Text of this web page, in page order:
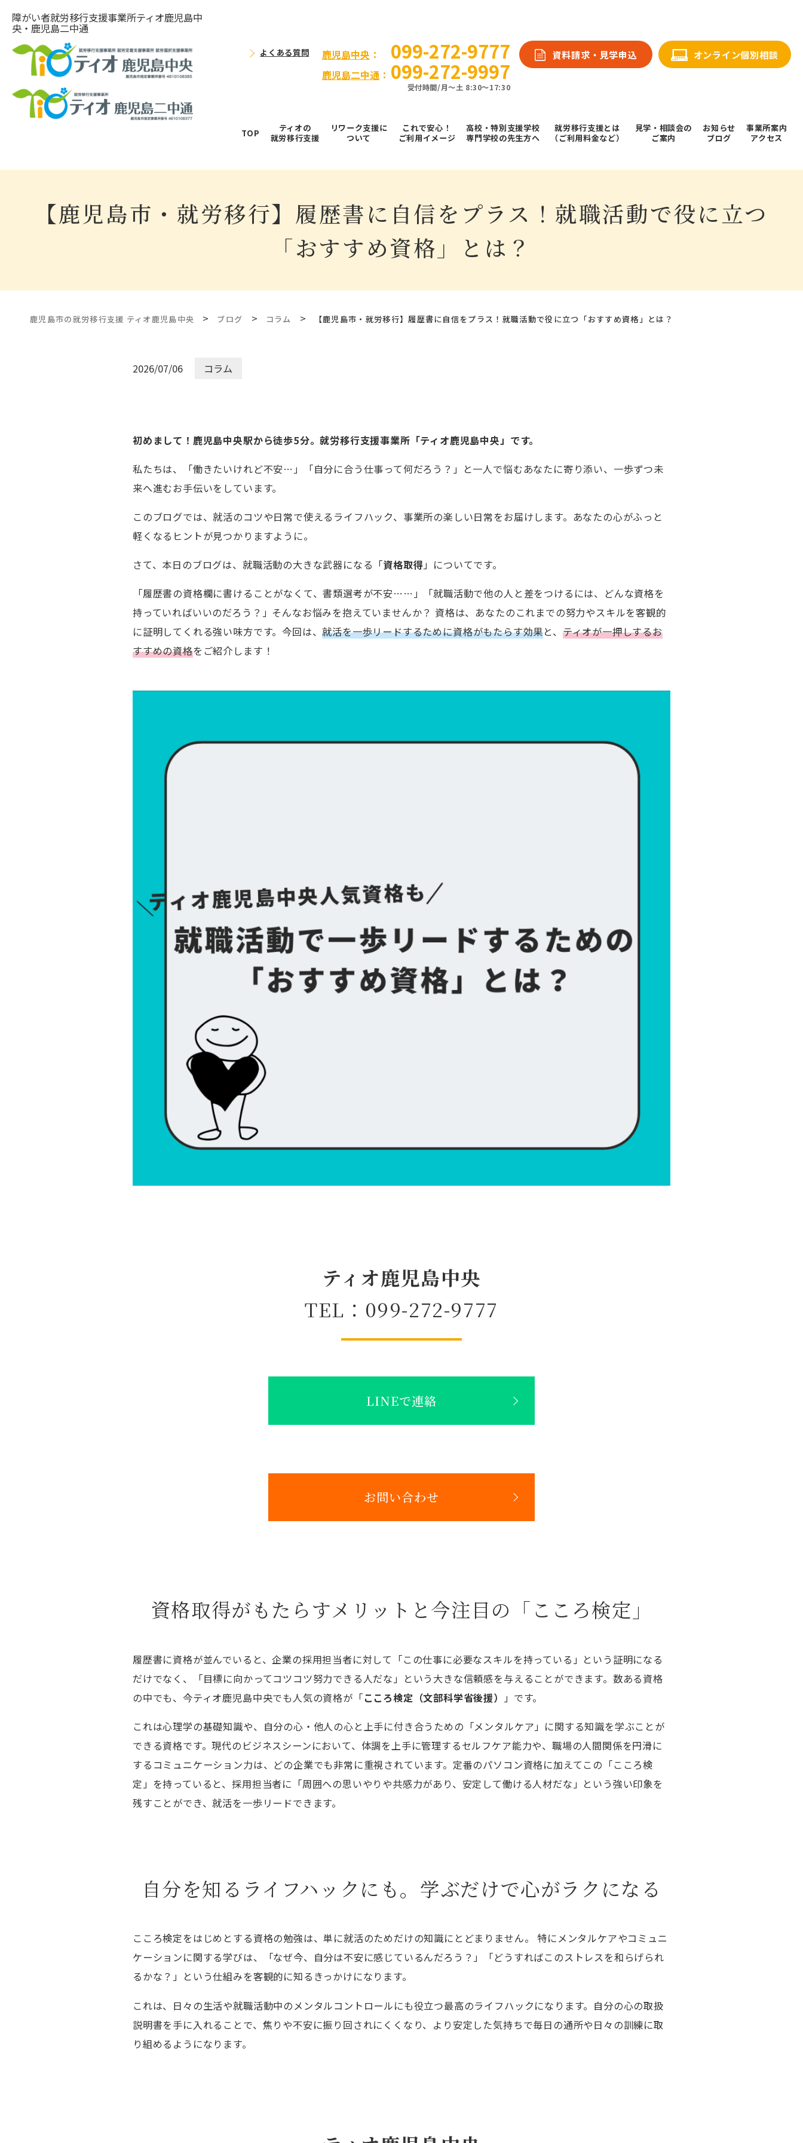
障がい者就労移⾏⽀援事業所ティオ⿅児島中
央・鹿児島二中通
よくある質問 ⿅児島中央 ： 099-272-9777
鹿児島二中通： 099-272-9997
受付時間/⽉〜⼟ 8:30～17:30
資料請求・⾒学申込 オンライン個別相談
TOP
ティオの
就労移⾏⽀援
リワーク支援に
ついて
これで安⼼！
ご利⽤イメージ
高校・特別支援学校
専門学校の先生方へ
就労移行支援とは
（ご利用料金など）
⾒学・相談会の
ご案内
お知らせ
ブログ
事業所案内
アクセス
【鹿児島市・就労移行】履歴書に自信をプラス！就職活動で役に立つ
「おすすめ資格」とは？
鹿児島市の就労移行支援 ティオ鹿児島中央 > ブログ > コラム > 【鹿児島市・就労移行】履歴書に自信をプラス！就職活動で役に立つ「おすすめ資格」とは？
2026/07/06 コラム
初めまして！鹿児島中央駅から徒歩5分。就労移行支援事業所「ティオ鹿児島中央」です。
私たちは、「働きたいけれど不安…」「自分に合う仕事って何だろう？」と一人で悩むあなたに寄り添い、一歩ずつ未
来へ進むお手伝いをしています。
このブログでは、就活のコツや日常で使えるライフハック、事業所の楽しい日常をお届けします。あなたの心がふっと
軽くなるヒントが見つかりますように。
さて、本日のブログは、就職活動の大きな武器になる「資格取得」についてです。
「履歴書の資格欄に書けることがなくて、書類選考が不安……」「就職活動で他の人と差をつけるには、どんな資格を
持っていればいいのだろう？」そんなお悩みを抱えていませんか？ 資格は、あなたのこれまでの努力やスキルを客観的
に証明してくれる強い味方です。今回は、就活を一歩リードするために資格がもたらす効果と、 ティオが一押しするお
すすめの資格をご紹介します！
ティオ鹿児島中央
TEL：099-272-9777
LINEで連絡
お問い合わせ
資格取得がもたらすメリットと今注目の「こころ検定」
履歴書に資格が並んでいると、企業の採用担当者に対して「この仕事に必要なスキルを持っている」という証明になる
だけでなく、「目標に向かってコツコツ努力できる人だな」という大きな信頼感を与えることができます。数ある資格
の中でも、今ティオ鹿児島中央でも人気の資格が「こころ検定（文部科学省後援） 」です。
これは心理学の基礎知識や、自分の心・他人の心と上手に付き合うための「メンタルケア」に関する知識を学ぶことが
できる資格です。現代のビジネスシーンにおいて、体調を上手に管理するセルフケア能力や、職場の人間関係を円滑に
するコミュニケーション力は、どの企業でも非常に重視されています。定番のパソコン資格に加えてこの「こころ検
定」を持っていると、採用担当者に「周囲への思いやりや共感力があり、安定して働ける人材だな」という強い印象を
残すことができ、就活を一歩リードできます。
自分を知るライフハックにも。学ぶだけで心がラクになる
こころ検定をはじめとする資格の勉強は、単に就活のためだけの知識にとどまりません。 特にメンタルケアやコミュニ
ケーションに関する学びは、「なぜ今、自分は不安に感じているんだろう？」「どうすればこのストレスを和らげられ
るかな？」という仕組みを客観的に知るきっかけになります。
これは、日々の生活や就職活動中のメンタルコントロールにも役立つ最高のライフハックになります。自分の心の取扱
説明書を手に入れることで、焦りや不安に振り回されにくくなり、より安定した気持ちで毎日の通所や日々の訓練に取
り組めるようになります。